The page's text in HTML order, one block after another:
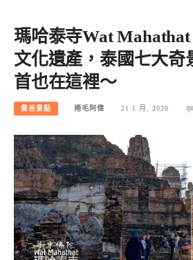
瑪哈泰寺Wat
文化遺產，泰國七大奇
首也在這裡～
曼谷景點 捲毛阿偉 21 1 月, 2020